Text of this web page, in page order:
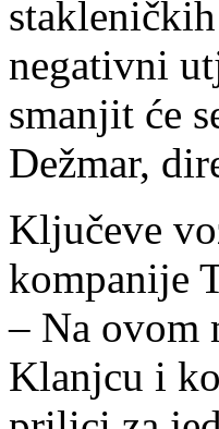
negativni
smanjit će
Dežmar,
Ključeve
kompanije
– Na ovom
Klanjcu i